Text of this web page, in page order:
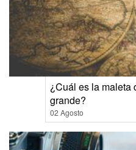
¿Cuál es la maleta
grande?
02 Agosto